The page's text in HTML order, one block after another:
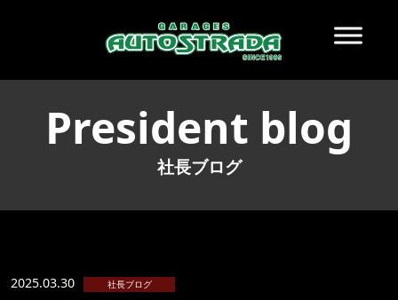
President blog
社長ブログ
2025.03.30 社長ブログ